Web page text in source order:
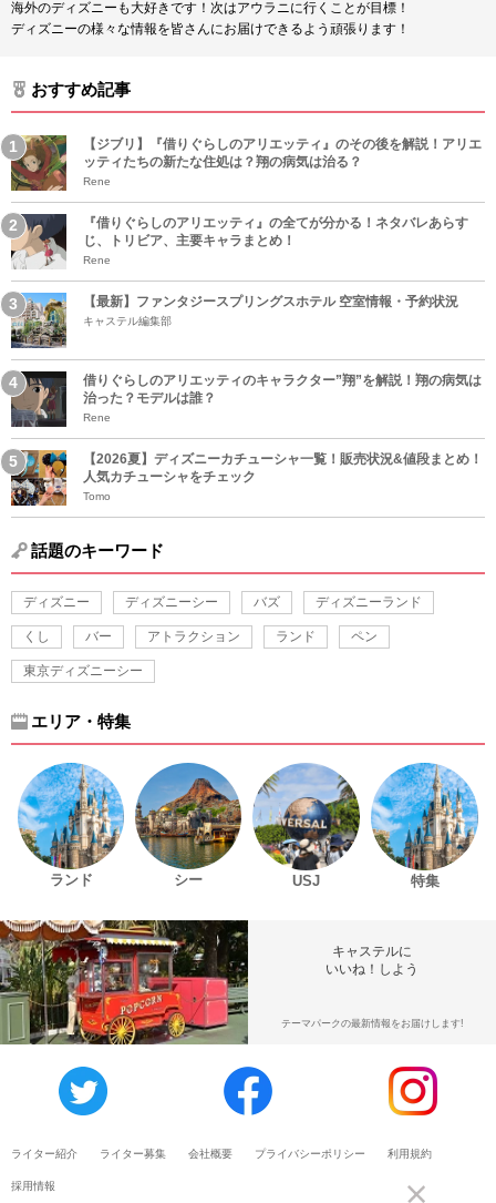
海外のディズニーも大好きです！次はアウラニに行くことが目標！
ディズニーの様々な情報を皆さんにお届けできるよう頑張ります！
おすすめ記事
【ジブリ】『借りぐらしのアリエッティ』のその後を解説！アリエ
ッティたちの新たな住処は？翔の病気は治る？
Rene
『借りぐらしのアリエッティ』の全てが分かる！ネタバレあらす
じ、トリビア、主要キャラまとめ！
Rene
【最新】ファンタジースプリングスホテル 空室情報・予約状況
キャステル編集部
借りぐらしのアリエッティのキャラクター”翔”を解説！翔の病気は
治った？モデルは誰？
Rene
【2026夏】ディズニーカチューシャ一覧！販売状況&値段まとめ！
人気カチューシャをチェック
Tomo
話題のキーワード
ディズニー ディズニーシー バズ ディズニーランド
くし バー アトラクション ランド ペン
東京ディズニーシー
エリア・特集
ランド シー USJ 特集
キャステルに
いいね！しよう
テーマパークの最新情報をお届けします!
ライター紹介 ライター募集 会社概要 プライバシーポリシー 利用規約
採用情報